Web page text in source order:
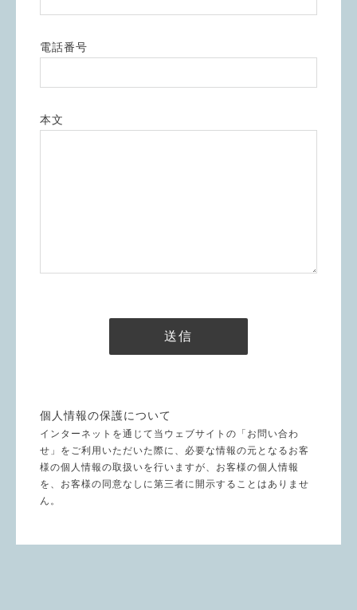
電話番号
本文
個人情報の保護について
インターネットを通じて当ウェブサイトの「お問い合わ
せ」をご利用いただいた際に、必要な情報の元となるお客
様の個人情報の取扱いを行いますが、お客様の個人情報
を、お客様の同意なしに第三者に開示することはありませ
ん。